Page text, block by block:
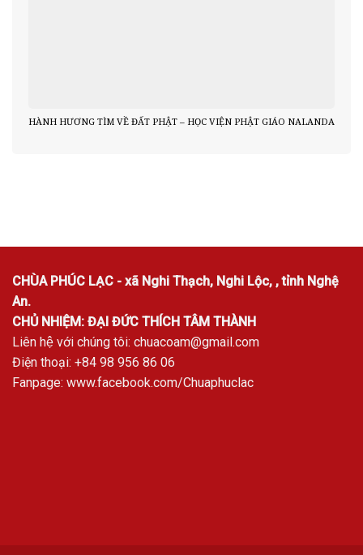
HÀNH HƯƠNG TÌM VỀ ĐẤT PHẬT – HỌC VIỆN PHẬT GIÁO NALANDA
CHÙA PHÚC LẠC - xã Nghi Thạch, Nghi Lộc, , tỉnh Nghệ
An.
CHỦ NHIỆM: ĐẠI ĐỨC THÍCH TÂM THÀNH
Liên hệ với chúng tôi: chuacoam@gmail.com
Điện thoại: +84 98 956 86 06
Fanpage: www.facebook.com/Chuaphuclac